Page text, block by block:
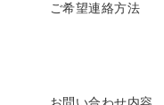
ご希望連絡方法